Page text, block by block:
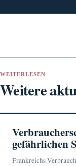
WEITERLESEN
Weitere
gefährlichen
Frankreichs